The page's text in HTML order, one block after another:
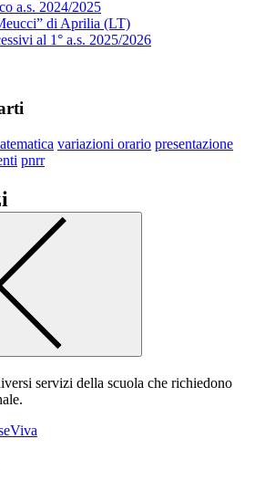
a.s. 2024/2025
di Aprilia (LT)
al 1° a.s. 2025/2026
variazioni orario presentazione
pnrr
servizi della scuola che richiedono